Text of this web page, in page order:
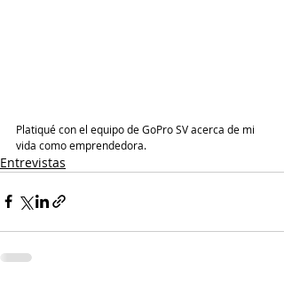
Platiqué con el equipo de GoPro SV acerca de mi
vida como emprendedora.
Entrevistas